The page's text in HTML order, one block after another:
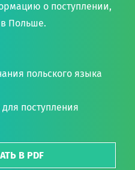
о поступлении,
Польше.
польского языка
поступления
В PDF